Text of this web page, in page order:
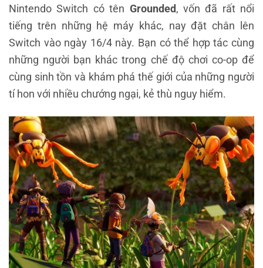
Nintendo Switch có tên Grounded, vốn đã rất nổi
tiếng trên những hệ máy khác, nay đặt chân lên
Switch vào ngày 16/4 này. Bạn có thể hợp tác cùng
những người bạn khác trong chế độ chơi co-op để
cùng sinh tồn và khám phá thế giới của những người
tí hon với nhiều chướng ngại, kẻ thù nguy hiểm.